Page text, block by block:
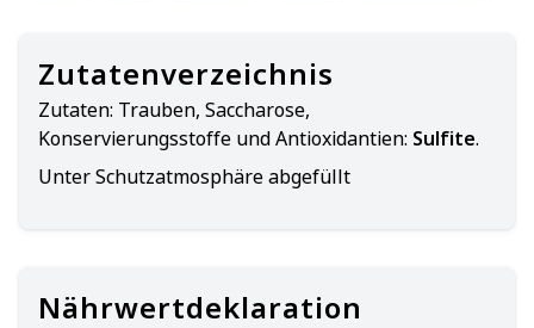
Zutatenverzeichnis
Zutaten: Trauben, Saccharose,
Konservierungsstoffe und Antioxidantien: Sulfite.
Unter Schutzatmosphäre abgefüllt
Nährwertdeklaration